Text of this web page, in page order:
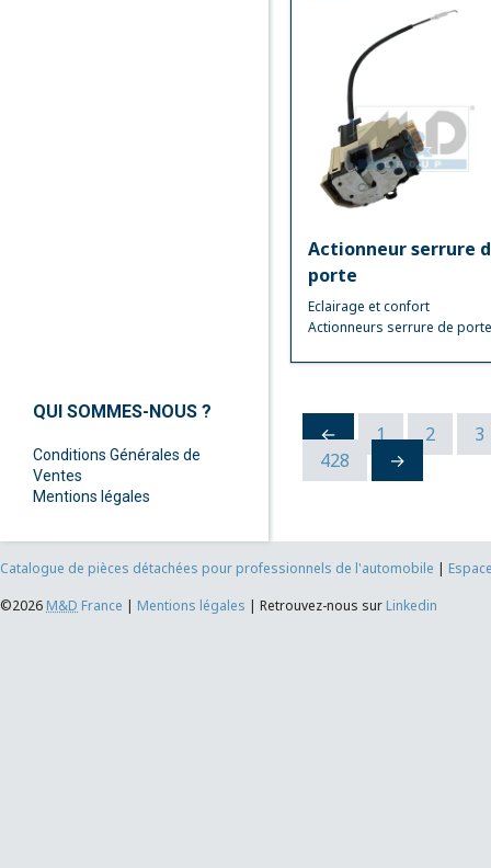
QUI SOMMES-NOUS ?
Conditions Générales de
Ventes
Mentions légales
Actionneur serrure
porte
Eclairage et confort
Actionneurs serrure de porte
← 1 2
3
428
→
Catalogue de pièces détachées pour professionnels de l'automobile |
©2026 M&D France | Mentions légales | Retrouvez-nous sur Linkedin